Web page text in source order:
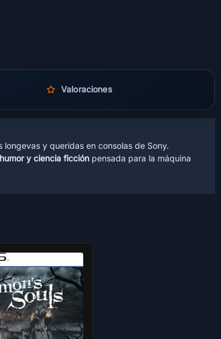
Valoraciones
longevas y queridas en consolas de Sony.
y ciencia ficción pensada para la máquina